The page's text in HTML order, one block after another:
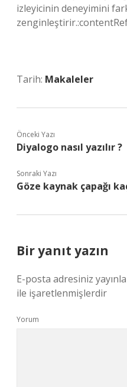
izleyicinin deneyimini
Tarih: Makaleler
Önceki Yazı
Diyalogo nasıl yazılır ?
Sonraki Yazı
Göze kaynak çapağı
Bir yanıt yazın
E-posta adresiniz
ile işaretlenmişlerdir
Yorum